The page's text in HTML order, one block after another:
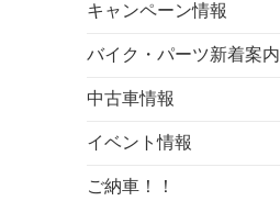
キャンペーン情報
バイク・パーツ新着案内
中古車情報
イベント情報
ご納車！！